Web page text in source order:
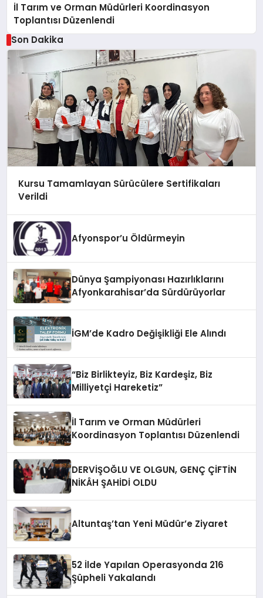
İl Tarım ve Orman Müdürleri Koordinasyon
Toplantısı Düzenlendi
Son Dakika
Kursu Tamamlayan Sürücülere Sertifikaları
Verildi
Afyonspor’u Öldürmeyin
Dünya Şampiyonası Hazırlıklarını
Afyonkarahisar’da Sürdürüyorlar
İGM’de Kadro Değişikliği Ele Alındı
“Biz Birlikteyiz, Biz Kardeşiz, Biz
Milliyetçi Hareketiz”
İl Tarım ve Orman Müdürleri
Koordinasyon Toplantısı Düzenlendi
DERVİŞOĞLU VE OLGUN, GENÇ ÇİFTİN
NİKÂH ŞAHİDİ OLDU
Altuntaş’tan Yeni Müdür’e Ziyaret
52 İlde Yapılan Operasyonda 216
Şüpheli Yakalandı